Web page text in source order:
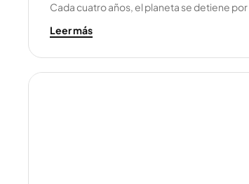
E
Cada cuatro años, el planeta se detiene por
Leer más